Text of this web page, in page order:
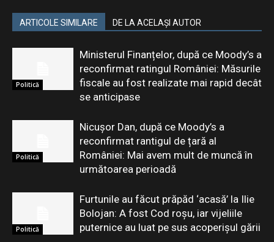
ARTICOLE SIMILARE DE LA ACELAȘI AUTOR
Politică
Ministerul Finanțelor, după ce Moody’s a
reconfirmat ratingul României: Măsurile
fiscale au fost realizate mai rapid decât
se anticipase
Politică
Nicușor Dan, după ce Moody’s a
reconfirmat rantigul de țară al
României: Mai avem mult de muncă în
următoarea perioadă
Politică
Furtunile au făcut prăpăd ‘acasă’ la Ilie
Bolojan: A fost Cod roșu, iar vijeliile
puternice au luat pe sus acoperișul gării